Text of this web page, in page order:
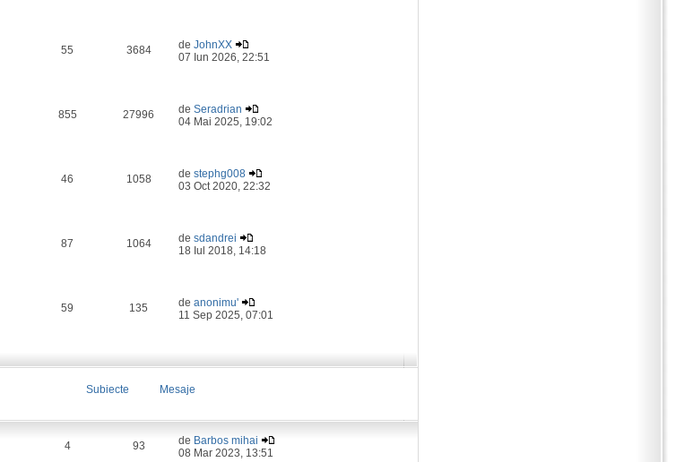
55 3684 deJohnXX
07 Iun 2026, 22:51
855 27996 deSeradrian
04 Mai 2025, 19:02
46 1058 destephg008
03 Oct 2020, 22:32
87 1064 desdandrei
18 Iul 2018, 14:18
59 135 deanonimu'
11 Sep 2025, 07:01
Subiecte
Mesaje
4 93 de Barbos mihai
08 Mar 2023, 13:51